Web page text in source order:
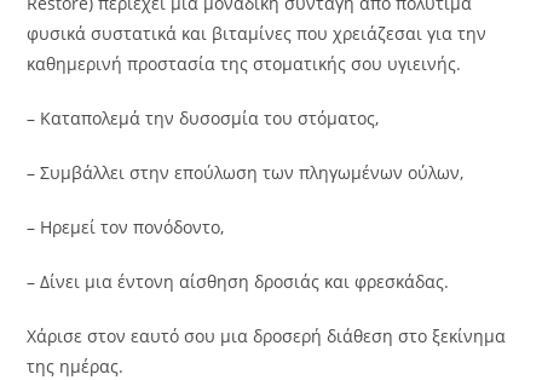
φυσικά συστατικά και βιταμίνες που χρειάζεσαι για την
καθημερινή προστασία της στοματικής σου υγιεινής.
– Καταπολεμά την δυσοσμία του στόματος,
– Συμβάλλει στην επούλωση των πληγωμένων ούλων,
– Ηρεμεί τον πονόδοντο,
– Δίνει μια έντονη αίσθηση δροσιάς και φρεσκάδας.
Χάρισε στον εαυτό σου μια δροσερή διάθεση στο ξεκίνημα
της ημέρας.